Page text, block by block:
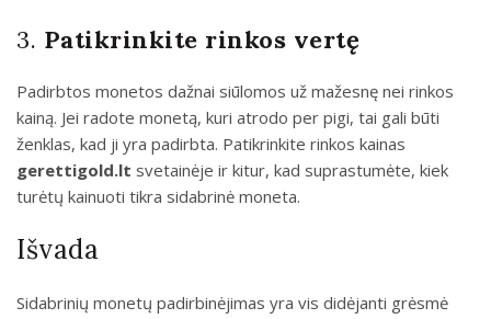
3. Patikrinkite rinkos vertę
Padirbtos monetos dažnai siūlomos už mažesnę nei rinkos
kainą. Jei radote monetą, kuri atrodo per pigi, tai gali būti
ženklas, kad ji yra padirbta. Patikrinkite rinkos kainas
gerettigold.lt svetainėje ir kitur, kad suprastumėte, kiek
turėtų kainuoti tikra sidabrinė moneta.
Išvada
Sidabrinių monetų padirbinėjimas yra vis didėjanti grėsmė